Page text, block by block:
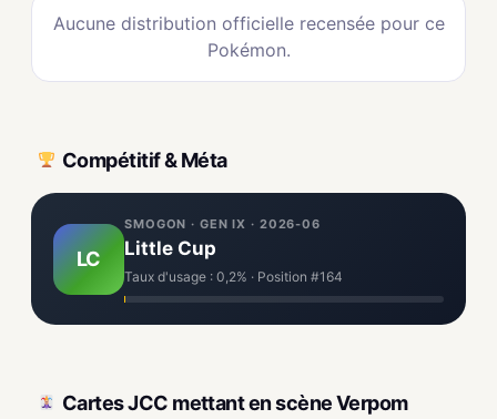
Aucune distribution officielle recensée pour ce
Pokémon.
Compétitif & Méta
LC
SMOGON · GEN IX · 2026-06
Little Cup
Taux d'usage : 0,2% · Position #164
Cartes JCC mettant en scène Verpom